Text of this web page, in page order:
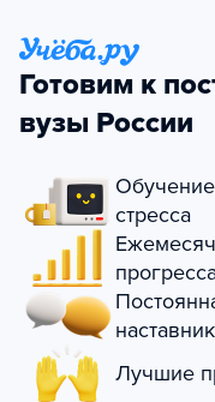
Готовим к
вузы России
стресса
Лучшие